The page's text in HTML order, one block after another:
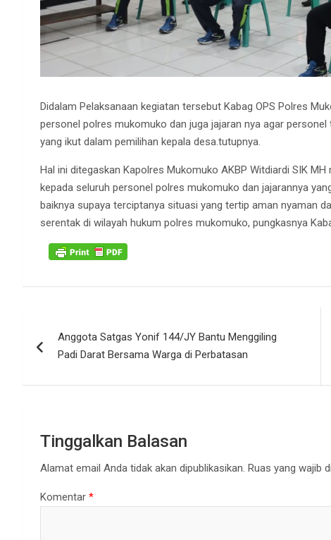
Didalam Pelaksanaan kegiatan tersebut Kabag OPS Polres
personel polres mukomuko dan juga jajaran nya agar
yang ikut dalam pemilihan kepala desa.tutupnya.
Hal ini ditegaskan Kapolres Mukomuko AKBP Witdiardi SIK
kepada seluruh personel polres mukomuko dan jajarannya
baiknya supaya terciptanya situasi yang tertip aman nyaman
serentak di wilayah hukum polres mukomuko, pungkasnya
posAnggota Satgas Yonif 144/JY Bantu Menggiling
Padi Darat Bersama Warga di Perbatasan
Tinggalkan Balasan
Alamat email Anda tidak akan dipublikasikan. Ruas yang wajib
Komentar *